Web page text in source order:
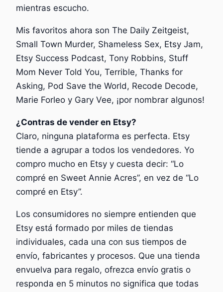
mientras escucho.
Mis favoritos ahora son The Daily Zeitgeist,
Small Town Murder, Shameless Sex, Etsy Jam,
Etsy Success Podcast, Tony Robbins, Stuff
Mom Never Told You, Terrible, Thanks for
Asking, Pod Save the World, Recode Decode,
Marie Forleo y Gary Vee, ¡por nombrar algunos!
¿Contras de vender en Etsy?
Claro, ninguna plataforma es perfecta. Etsy
tiende a agrupar a todos los vendedores. Yo
compro mucho en Etsy y cuesta decir: “Lo
compré en Sweet Annie Acres”, en vez de “Lo
compré en Etsy”.
Los consumidores no siempre entienden que
Etsy está formado por miles de tiendas
individuales, cada una con sus tiempos de
envío, fabricantes y procesos. Que una tienda
envuelva para regalo, ofrezca envío gratis o
responda en 5 minutos no significa que todas